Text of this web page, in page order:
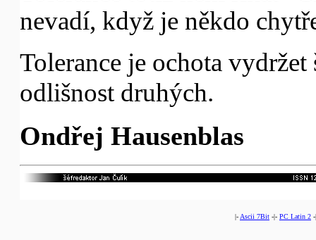
nevadí, když je někdo
Tolerance je ochota
odlišnost druhých.
Ondřej Hausenblas
|- Ascii 7Bit -|- PC Latin 2